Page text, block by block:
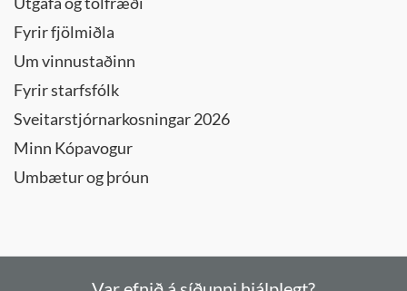
Fyrir fjölmiðla
Um vinnustaðinn
Fyrir starfsfólk
Sveitarstjórnarkosningar 2026
Minn Kópavogur
Umbætur og þróun